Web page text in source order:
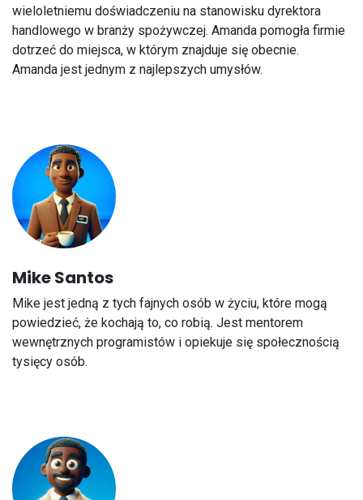
wieloletniemu doświadczeniu na stanowisku dyrektora
handlowego w branży spożywczej. Amanda pomogła firmie
dotrzeć do miejsca, w którym znajduje się obecnie.
Amanda jest jednym z najlepszych umysłów.
Mike Santos
Mike jest jedną z tych fajnych osób w życiu, które mogą
powiedzieć, że kochają to, co robią. Jest mentorem
wewnętrznych programistów i opiekuje się społecznością
tysięcy osób.